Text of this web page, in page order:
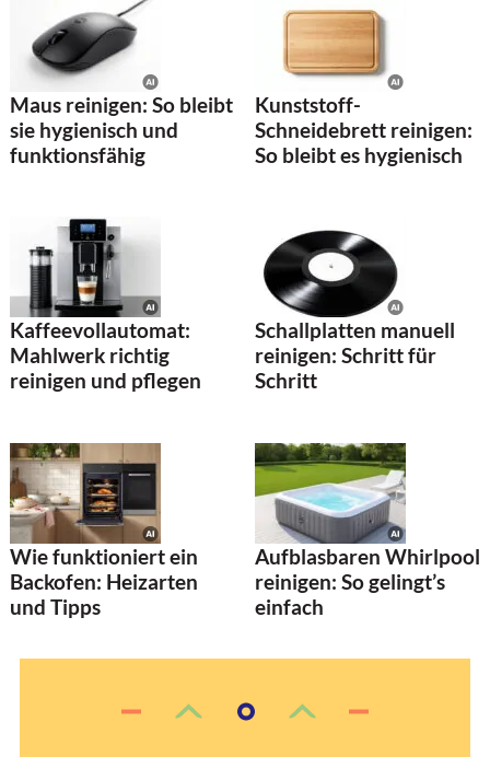
Maus reinigen: So bleibt
sie hygienisch und
funktionsfähig
Kunststoff-
Schneidebrett reinigen:
So bleibt es hygienisch
Kaffeevollautomat:
Mahlwerk richtig
reinigen und pflegen
Schallplatten manuell
reinigen: Schritt für
Schritt
Wie funktioniert ein
Backofen: Heizarten
und Tipps
Aufblasbaren Whirlpool
reinigen: So gelingt’s
einfach